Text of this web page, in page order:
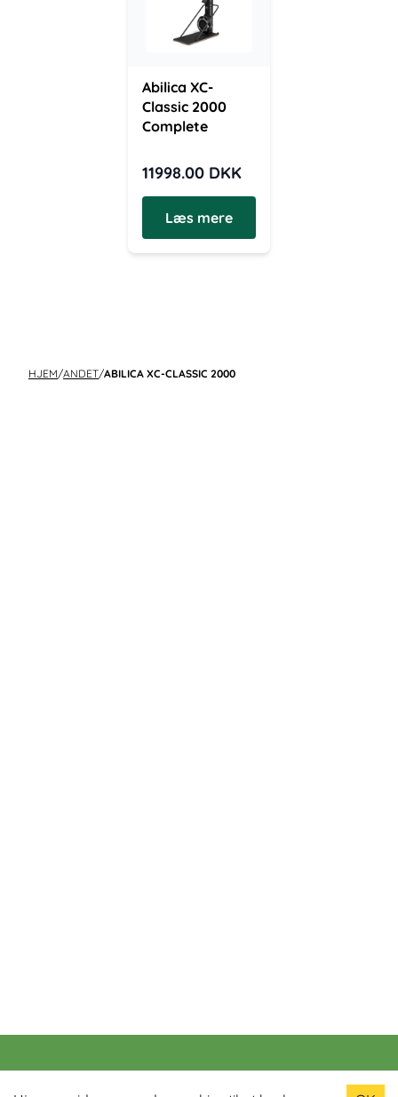
Abilica XC-
Classic 2000
Complete
11998.00 DKK
Læs mere
HJEM/ANDET/ABILICA XC-CLASSIC 2000
Populære produkter